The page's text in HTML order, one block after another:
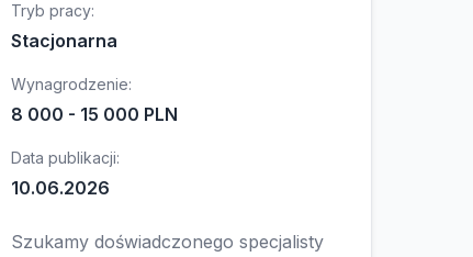
Tryb pracy:
Stacjonarna
Wynagrodzenie:
8 000 - 15 000 PLN
Data publikacji:
10.06.2026
Szukamy doświadczonego specjalisty